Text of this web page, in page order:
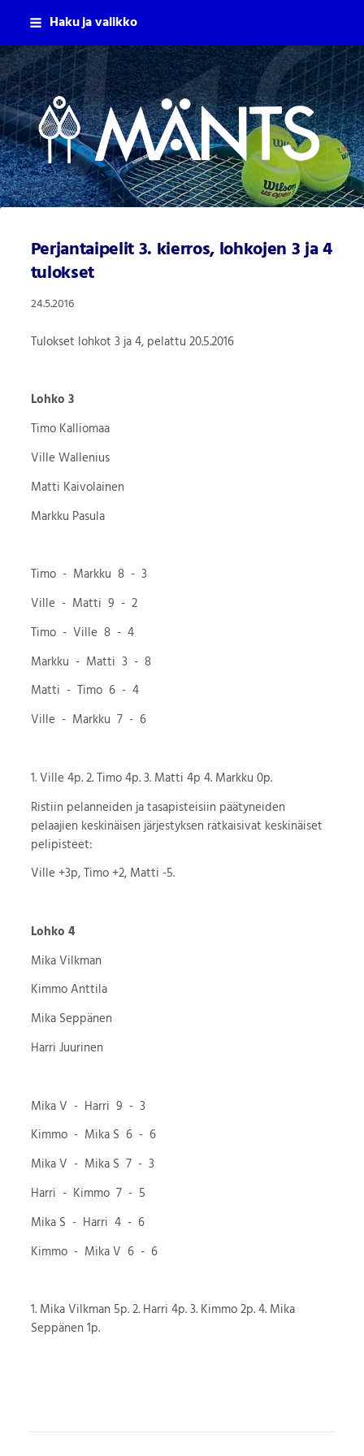
Siirry
sisältöön
Haku ja valikko
Mäntsälän Tennisseura Ry
Perjantaipelit 3. kierros, lohkojen 3 ja 4
tulokset
24.5.2016
Tulokset lohkot 3 ja 4, pelattu 20.5.2016
Lohko 3
Timo Kalliomaa
Ville Wallenius
Matti Kaivolainen
Markku Pasula
Timo - Markku 8 - 3
Ville - Matti 9 - 2
Timo - Ville 8 - 4
Markku - Matti 3 - 8
Matti - Timo 6 - 4
Ville - Markku 7 - 6
1. Ville 4p. 2. Timo 4p. 3. Matti 4p 4. Markku 0p.
Ristiin pelanneiden ja tasapisteisiin päätyneiden
pelaajien keskinäisen järjestyksen ratkaisivat keskinäiset
pelipisteet:
Ville +3p, Timo +2, Matti -5.
Lohko 4
Mika Vilkman
Kimmo Anttila
Mika Seppänen
Harri Juurinen
Mika V - Harri 9 - 3
Kimmo - Mika S 6 - 6
Mika V - Mika S 7 - 3
Harri - Kimmo 7 - 5
Mika S - Harri 4 - 6
Kimmo - Mika V 6 - 6
1. Mika Vilkman 5p. 2. Harri 4p. 3. Kimmo 2p. 4. Mika
Seppänen 1p.